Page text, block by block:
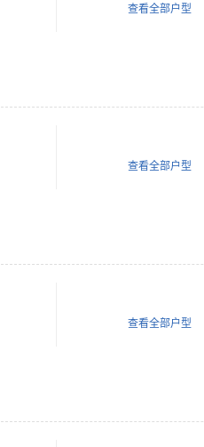
查看全部户型
查看全部户型
查看全部户型